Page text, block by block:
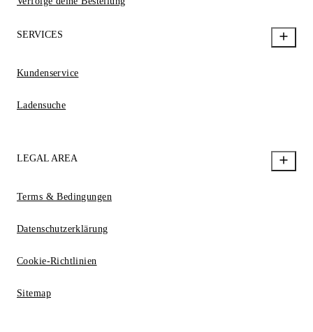
SERVICES
Kundenservice
Ladensuche
LEGAL AREA
Terms & Bedingungen
Datenschutzerklärung
Cookie-Richtlinien
Sitemap